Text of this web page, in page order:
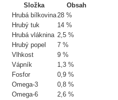
Složka
Obsah
Hrubá bílkovina28 %
Hrubý tuk
14 %
Hrubá vláknina 2,5 %
Hrubý popel
7 %
Vlhkost
9 %
Vápník
1,3 %
Fosfor
0,9 %
Omega-3
0,8 %
Omega-6
2,6 %